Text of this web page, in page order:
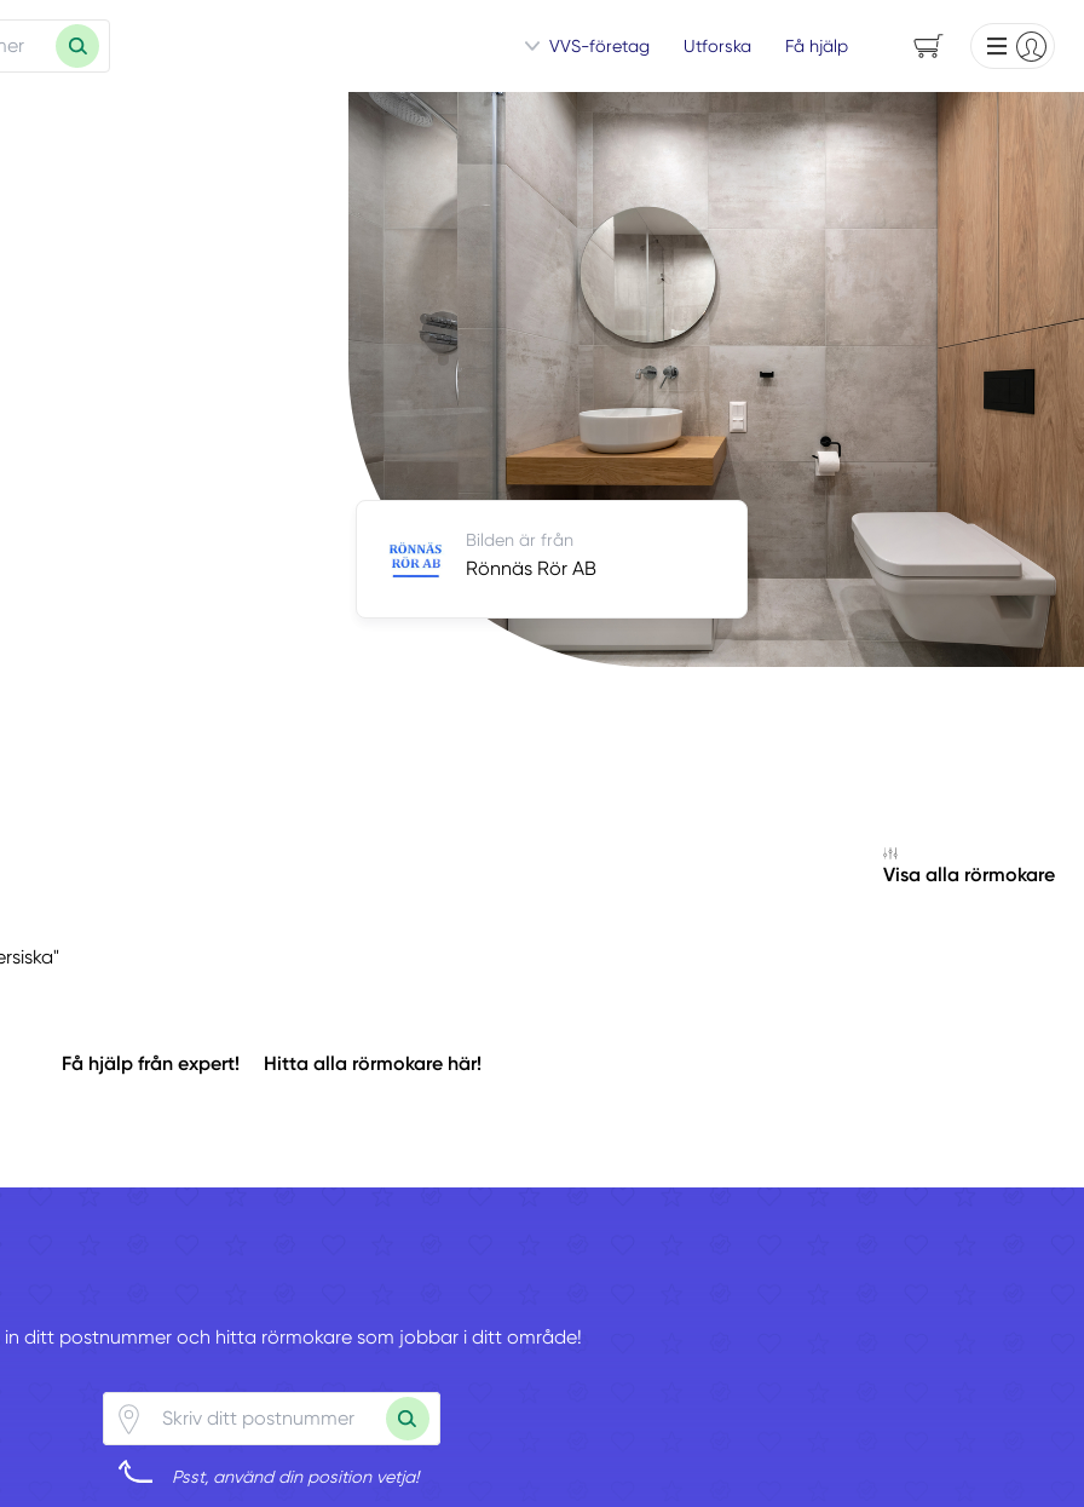
VVS-företag Utforska Få hjälp
Bilden är från
Rönnäs Rör AB
Visa alla rörmokare
Få hjälp från expert! Hitta alla rörmokare här!
in ditt postnummer och hitta rörmokare som jobbar i ditt område!
Psst, använd din position vetja!